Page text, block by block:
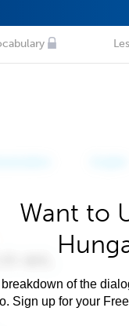
Want to
of the
Sign up for your